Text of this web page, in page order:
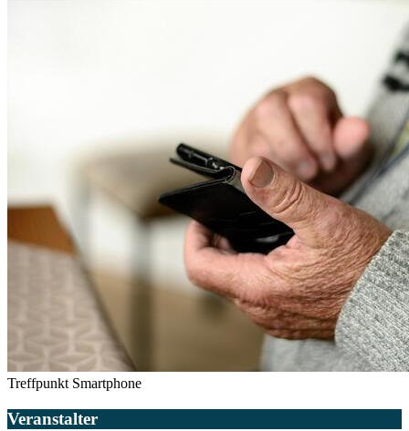
Treffpunkt Smartphone
Veranstalter